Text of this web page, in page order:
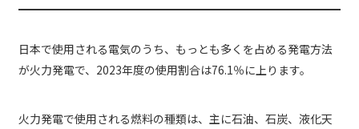
日本で使用される電気のうち、もっとも多くを占める発電方法
が火力発電で、2023年度の使用割合は76.1％に上ります。
火力発電で使用される燃料の種類は、主に石油、石炭、液化天